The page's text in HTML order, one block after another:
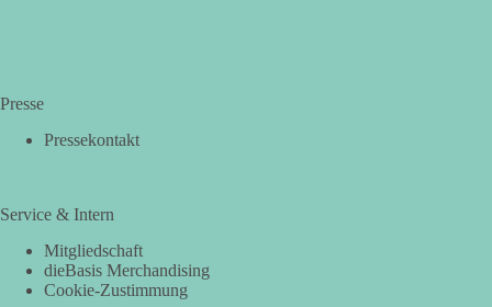
Presse
Pressekontakt
Service & Intern
Mitgliedschaft
dieBasis Merchandising
Cookie-Zustimmung